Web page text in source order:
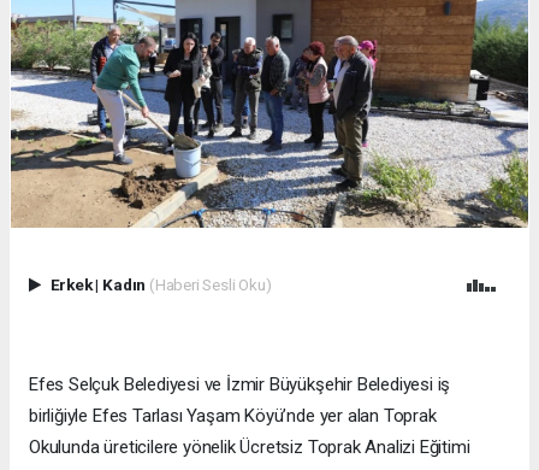
Erkek| Kadın (Haberi Sesli Oku)
Efes Selçuk Belediyesi ve İzmir Büyükşehir Belediyesi iş
birliğiyle Efes Tarlası Yaşam Köyü’nde yer alan Toprak
Okulunda üreticilere yönelik Ücretsiz Toprak Analizi Eğitimi